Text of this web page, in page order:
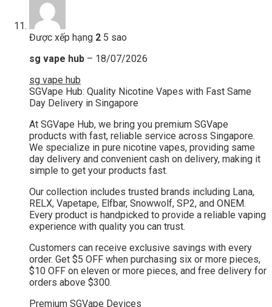
Được xếp hạng 2 5 sao
sg vape hub – 18/07/2026
sg vape hub
SGVape Hub: Quality Nicotine Vapes with Fast Same
Day Delivery in Singapore
At SGVape Hub, we bring you premium SGVape
products with fast, reliable service across Singapore.
We specialize in pure nicotine vapes, providing same
day delivery and convenient cash on delivery, making it
simple to get your products fast.
Our collection includes trusted brands including Lana,
RELX, Vapetape, Elfbar, Snowwolf, SP2, and ONEM.
Every product is handpicked to provide a reliable vaping
experience with quality you can trust.
Customers can receive exclusive savings with every
order. Get $5 OFF when purchasing six or more pieces,
$10 OFF on eleven or more pieces, and free delivery for
orders above $300.
Premium SGVape Devices